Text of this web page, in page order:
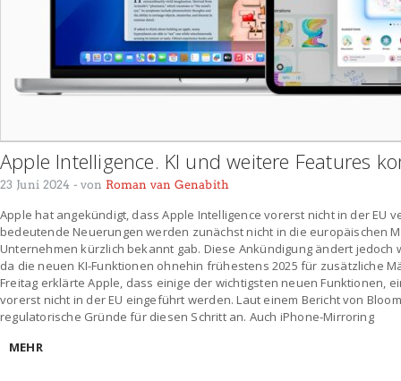
Apple Intelligence. KI und weitere Features
23 Juni 2024 - von Roman van Genabith
Apple hat angekündigt, dass Apple Intelligence vorerst nicht in der EU
bedeutende Neuerungen werden zunächst nicht in die europäischen
Unternehmen kürzlich bekannt gab. Diese Ankündigung ändert jedoch
da die neuen KI-Funktionen ohnehin frühestens 2025 für zusätzliche
Freitag erklärte Apple, dass einige der wichtigsten neuen Funktionen,
vorerst nicht in der EU eingeführt werden. Laut einem Bericht von
regulatorische Gründe für diesen Schritt an. Auch iPhone-Mirroring
MEHR